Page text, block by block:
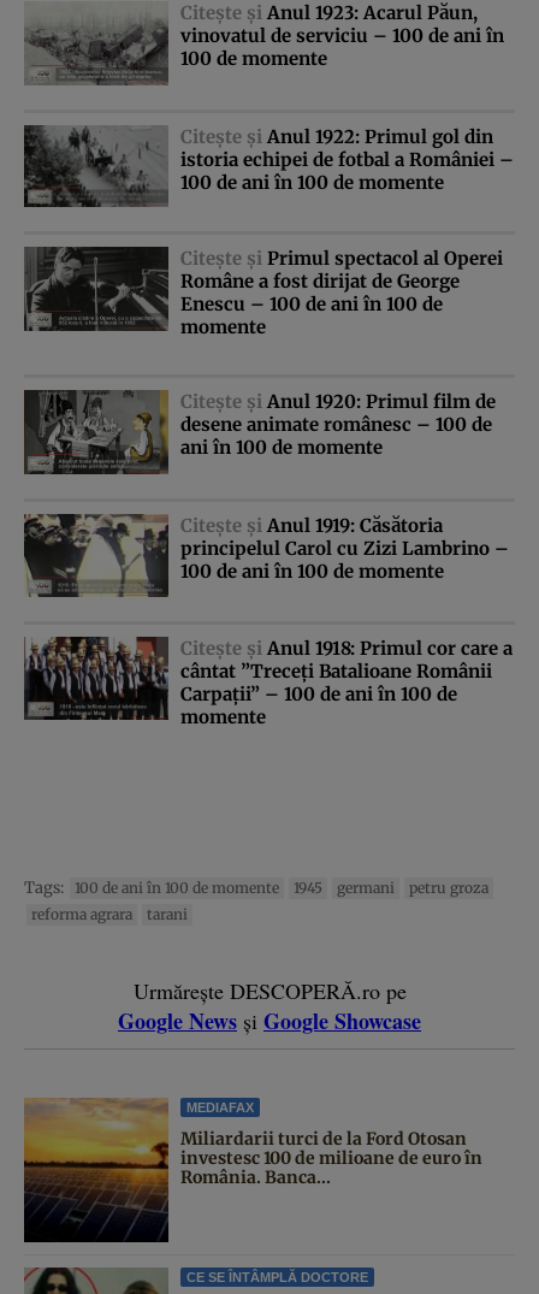
Citeşte şi Anul 1923: Acarul Păun,
vinovatul de serviciu – 100 de ani în
100 de momente
Citeşte şi Anul 1922: Primul gol din
istoria echipei de fotbal a României –
100 de ani în 100 de momente
Citeşte şi Primul spectacol al Operei
Române a fost dirijat de George
Enescu – 100 de ani în 100 de
momente
Citeşte şi Anul 1920: Primul film de
desene animate românesc – 100 de
ani în 100 de momente
Citeşte şi Anul 1919: Căsătoria
principelul Carol cu Zizi Lambrino –
100 de ani în 100 de momente
Citeşte şi Anul 1918: Primul cor care a
cântat ”Treceţi Batalioane Românii
Carpaţii” – 100 de ani în 100 de
momente
Tags: 100 de ani în 100 de momente 1945 germani
petru groza
reforma agrara
tarani
Urmărește DESCOPERĂ.ro pe
Google News și Google Showcase
MEDIAFAX
Miliardarii turci de la Ford Otosan
investesc 100 de milioane de euro în
România. Banca...
CE SE ÎNTÂMPLĂ DOCTORE